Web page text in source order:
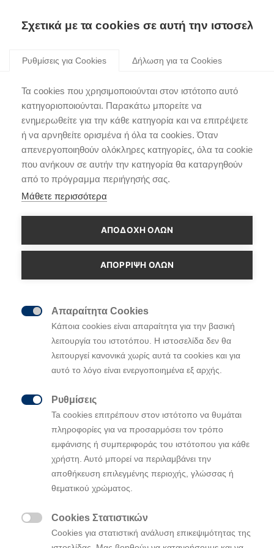
Σχετικά με τα cookies σε αυτή την ιστοσελίδα
Ρυθμίσεις για Cookies Δήλωση για τα Cookies
Τα cookies που χρησιμοποιούνται στον ιστότοπο αυτό
κατηγοριοποιούνται. Παρακάτω μπορείτε να
ενημερωθείτε για την κάθε κατηγορία και να επιτρέψετε
ή να αρνηθείτε ορισμένα ή όλα τα cookies. Όταν
απενεργοποιηθούν ολόκληρες κατηγορίες, όλα τα cookie
που ανήκουν σε αυτήν την κατηγορία θα καταργηθούν
από το πρόγραμμα περιήγησής σας.
Μάθετε περισσότερα
ΑΠΟΔΟΧΗ ΟΛΩΝ
ΑΠΌΡΡΙΨΗ ΌΛΩΝ
Απαραίτητα Cookies
Κάποια cookies είναι απαραίτητα για την βασική
λειτουργία του ιστοτόπου. Η ιστοσελίδα δεν θα
λειτουργεί κανονικά χωρίς αυτά τα cookies και για
αυτό το λόγο είναι ενεργοποιημένα εξ αρχής.
Ρυθμίσεις
Ta cookies επιτρέπουν στον ιστότοπο να θυμάται
πληροφορίες για να προσαρμόσει τον τρόπο
εμφάνισης ή συμπεριφοράς του ιστότοπου για κάθε
χρήστη. Αυτό μπορεί να περιλαμβάνει την
αποθήκευση επιλεγμένης περιοχής, γλώσσας ή
θεματικού χρώματος.
Cookies Στατιστικών
Cookies για στατιστική ανάλυση επικεψιμότητας της
i30 Fastback N
Πλοήγηση
άρθρων
Παλαιότερο άρθρο Νεότερο άρθρο
Επιλέγοντας Νέο
Καινοτομία